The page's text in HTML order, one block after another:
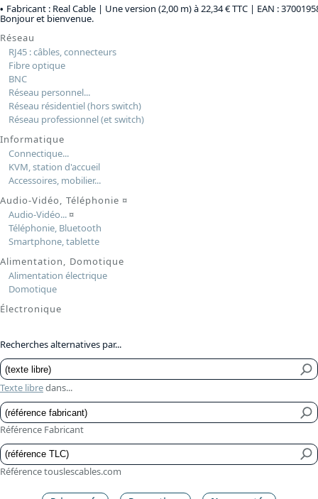
Fabricant : Real Cable | Une version (2,00 m) à 22,34 € TTC | EAN :
Bonjour et bienvenue.
Réseau
RJ45 : câbles, connecteurs
Fibre optique
BNC
Réseau personnel...
Réseau résidentiel (hors switch)
Réseau professionnel (et switch)
Informatique
Connectique...
KVM, station d'accueil
Accessoires, mobilier...
Audio-Vidéo, Téléphonie ¤
Audio-Vidéo...¤
Téléphonie, Bluetooth
Smartphone, tablette
Alimentation, Domotique
Alimentation électrique
Domotique
Électronique
Recherches alternatives par...
Texte libredans...
Référence Fabricant
Référence touslescables.com